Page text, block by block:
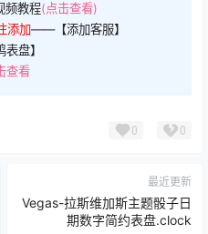
频教程(点击查看)
添加——【添加客服】
盘】
查看
0 0
最近更新
Vegas-拉斯维加斯主题骰子日
期数字简约表盘.clock